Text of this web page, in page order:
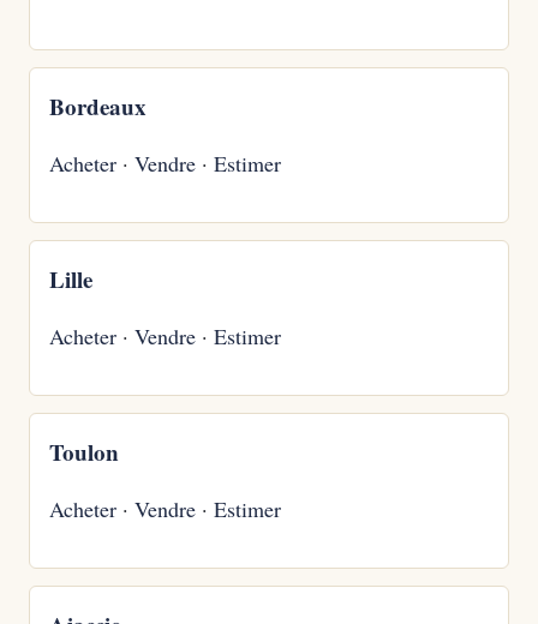
Bordeaux
Acheter · Vendre · Estimer
Lille
Acheter · Vendre · Estimer
Toulon
Acheter · Vendre · Estimer